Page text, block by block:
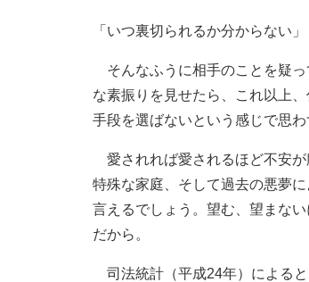
「いつ裏切られるか分からない」
そんなふうに相手のことを疑っ
な素振りを見せたら、これ以上
手段を選ばないという感じで思
愛されれば愛されるほど不安が
特殊な家庭、そして過去の悪夢
言えるでしょう。望む、望まな
だから。
司法統計（平成24年）による